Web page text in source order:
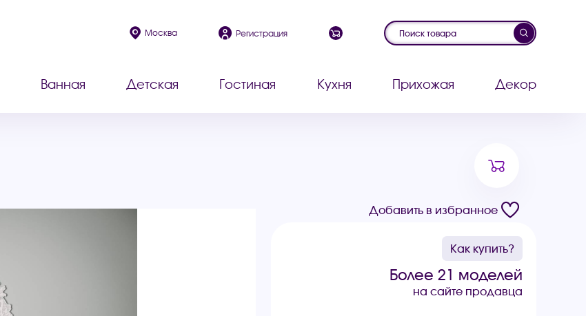
Москва Регистрация
Ванная Детская Гостиная Кухня Прихожая Декор
Добавить в избранное
Как купить?
Более 21 моделей
на сайте продавца